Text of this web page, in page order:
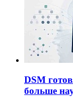
DSM
больше